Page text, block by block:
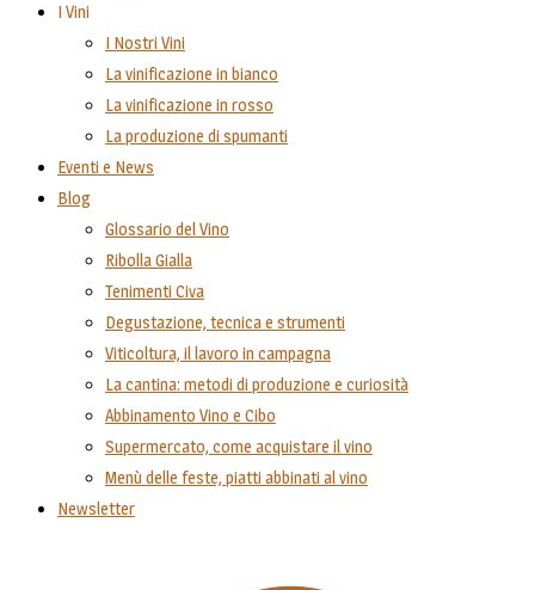
I Vini
I Nostri Vini
La vinificazione in bianco
La vinificazione in rosso
La produzione di spumanti
Eventi e News
Blog
Glossario del Vino
Ribolla Gialla
Tenimenti Civa
Degustazione, tecnica e strumenti
Viticoltura, il lavoro in campagna
La cantina: metodi di produzione e curiosità
Abbinamento Vino e Cibo
Supermercato, come acquistare il vino
Menù delle feste, piatti abbinati al vino
Newsletter